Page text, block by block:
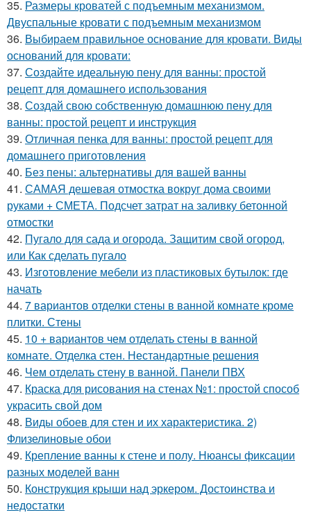
35. Размеры кроватей с подъемным механизмом.
Двуспальные кровати с подъемным механизмом
36. Выбираем правильное основание для кровати. Виды
оснований для кровати:
37. Создайте идеальную пену для ванны: простой
рецепт для домашнего использования
38. Создай свою собственную домашнюю пену для
ванны: простой рецепт и инструкция
39. Отличная пенка для ванны: простой рецепт для
домашнего приготовления
40. Без пены: альтернативы для вашей ванны
41. САМАЯ дешевая отмостка вокруг дома своими
руками + СМЕТА. Подсчет затрат на заливку бетонной
отмостки
42. Пугало для сада и огорода. Защитим свой огород,
или Как сделать пугало
43. Изготовление мебели из пластиковых бутылок: где
начать
44. 7 вариантов отделки стены в ванной комнате кроме
плитки. Стены
45. 10 + вариантов чем отделать стены в ванной
комнате. Отделка стен. Нестандартные решения
46. Чем отделать стену в ванной. Панели ПВХ
47. Краска для рисования на стенах №1: простой способ
украсить свой дом
48. Виды обоев для стен и их характеристика. 2)
Флизелиновые обои
49. Крепление ванны к стене и полу. Нюансы фиксации
разных моделей ванн
50. Конструкция крыши над эркером. Достоинства и
недостатки